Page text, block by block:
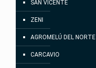
SAN VICENTE
ZENI
AGROMELÚ DEL NORTE
CARCAVIO